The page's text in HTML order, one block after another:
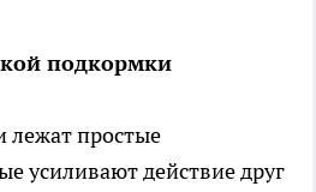
подкормки
лежат простые
усиливают действие друг